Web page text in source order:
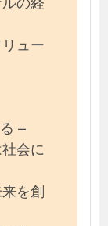
ュー
–
会に
を創